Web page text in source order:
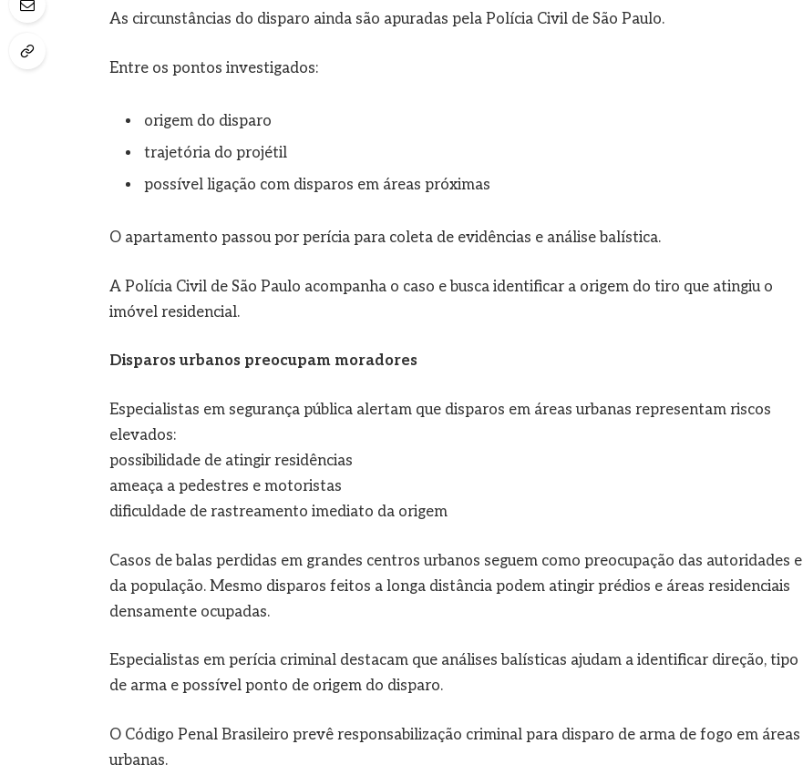
As circunstâncias do disparo ainda são apuradas pela Polícia Civil de São Paulo.
Entre os pontos investigados:
origem do disparo
trajetória do projétil
possível ligação com disparos em áreas próximas
O apartamento passou por perícia para coleta de evidências e análise balística.
A Polícia Civil de São Paulo acompanha o caso e busca identificar a origem do tiro que atingiu o
imóvel residencial.
Disparos urbanos preocupam moradores
Especialistas em segurança pública alertam que disparos em áreas urbanas representam riscos
elevados:
possibilidade de atingir residências
ameaça a pedestres e motoristas
dificuldade de rastreamento imediato da origem
Casos de balas perdidas em grandes centros urbanos seguem como preocupação das autoridades e
da população. Mesmo disparos feitos a longa distância podem atingir prédios e áreas residenciais
densamente ocupadas.
Especialistas em perícia criminal destacam que análises balísticas ajudam a identificar direção, tipo
de arma e possível ponto de origem do disparo.
O Código Penal Brasileiro prevê responsabilização criminal para disparo de arma de fogo em áreas
urbanas.